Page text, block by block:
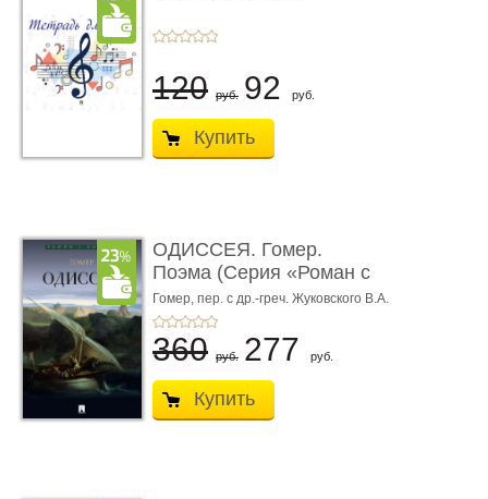
120 руб. 92 руб.
Купить
ОДИССЕЯ. Гомер.
Поэма (Серия «Роман с
книгой»)
Гомер, пер. с др.-греч. Жуковского В.А.
360 руб. 277 руб.
Купить